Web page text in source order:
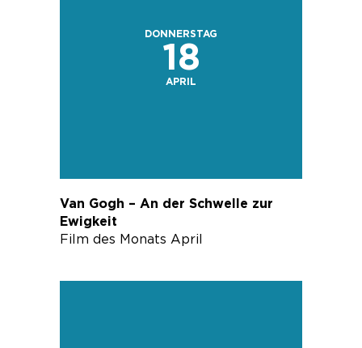
DONNERSTAG
18
APRIL
Van Gogh – An der Schwelle zur
Ewigkeit
Film des Monats April